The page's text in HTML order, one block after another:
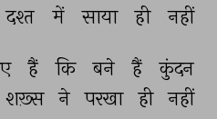
दश्त में साया ही नहीं
हैं कि बने हैं कुंदन
शख़्स ने परखा ही नहीं